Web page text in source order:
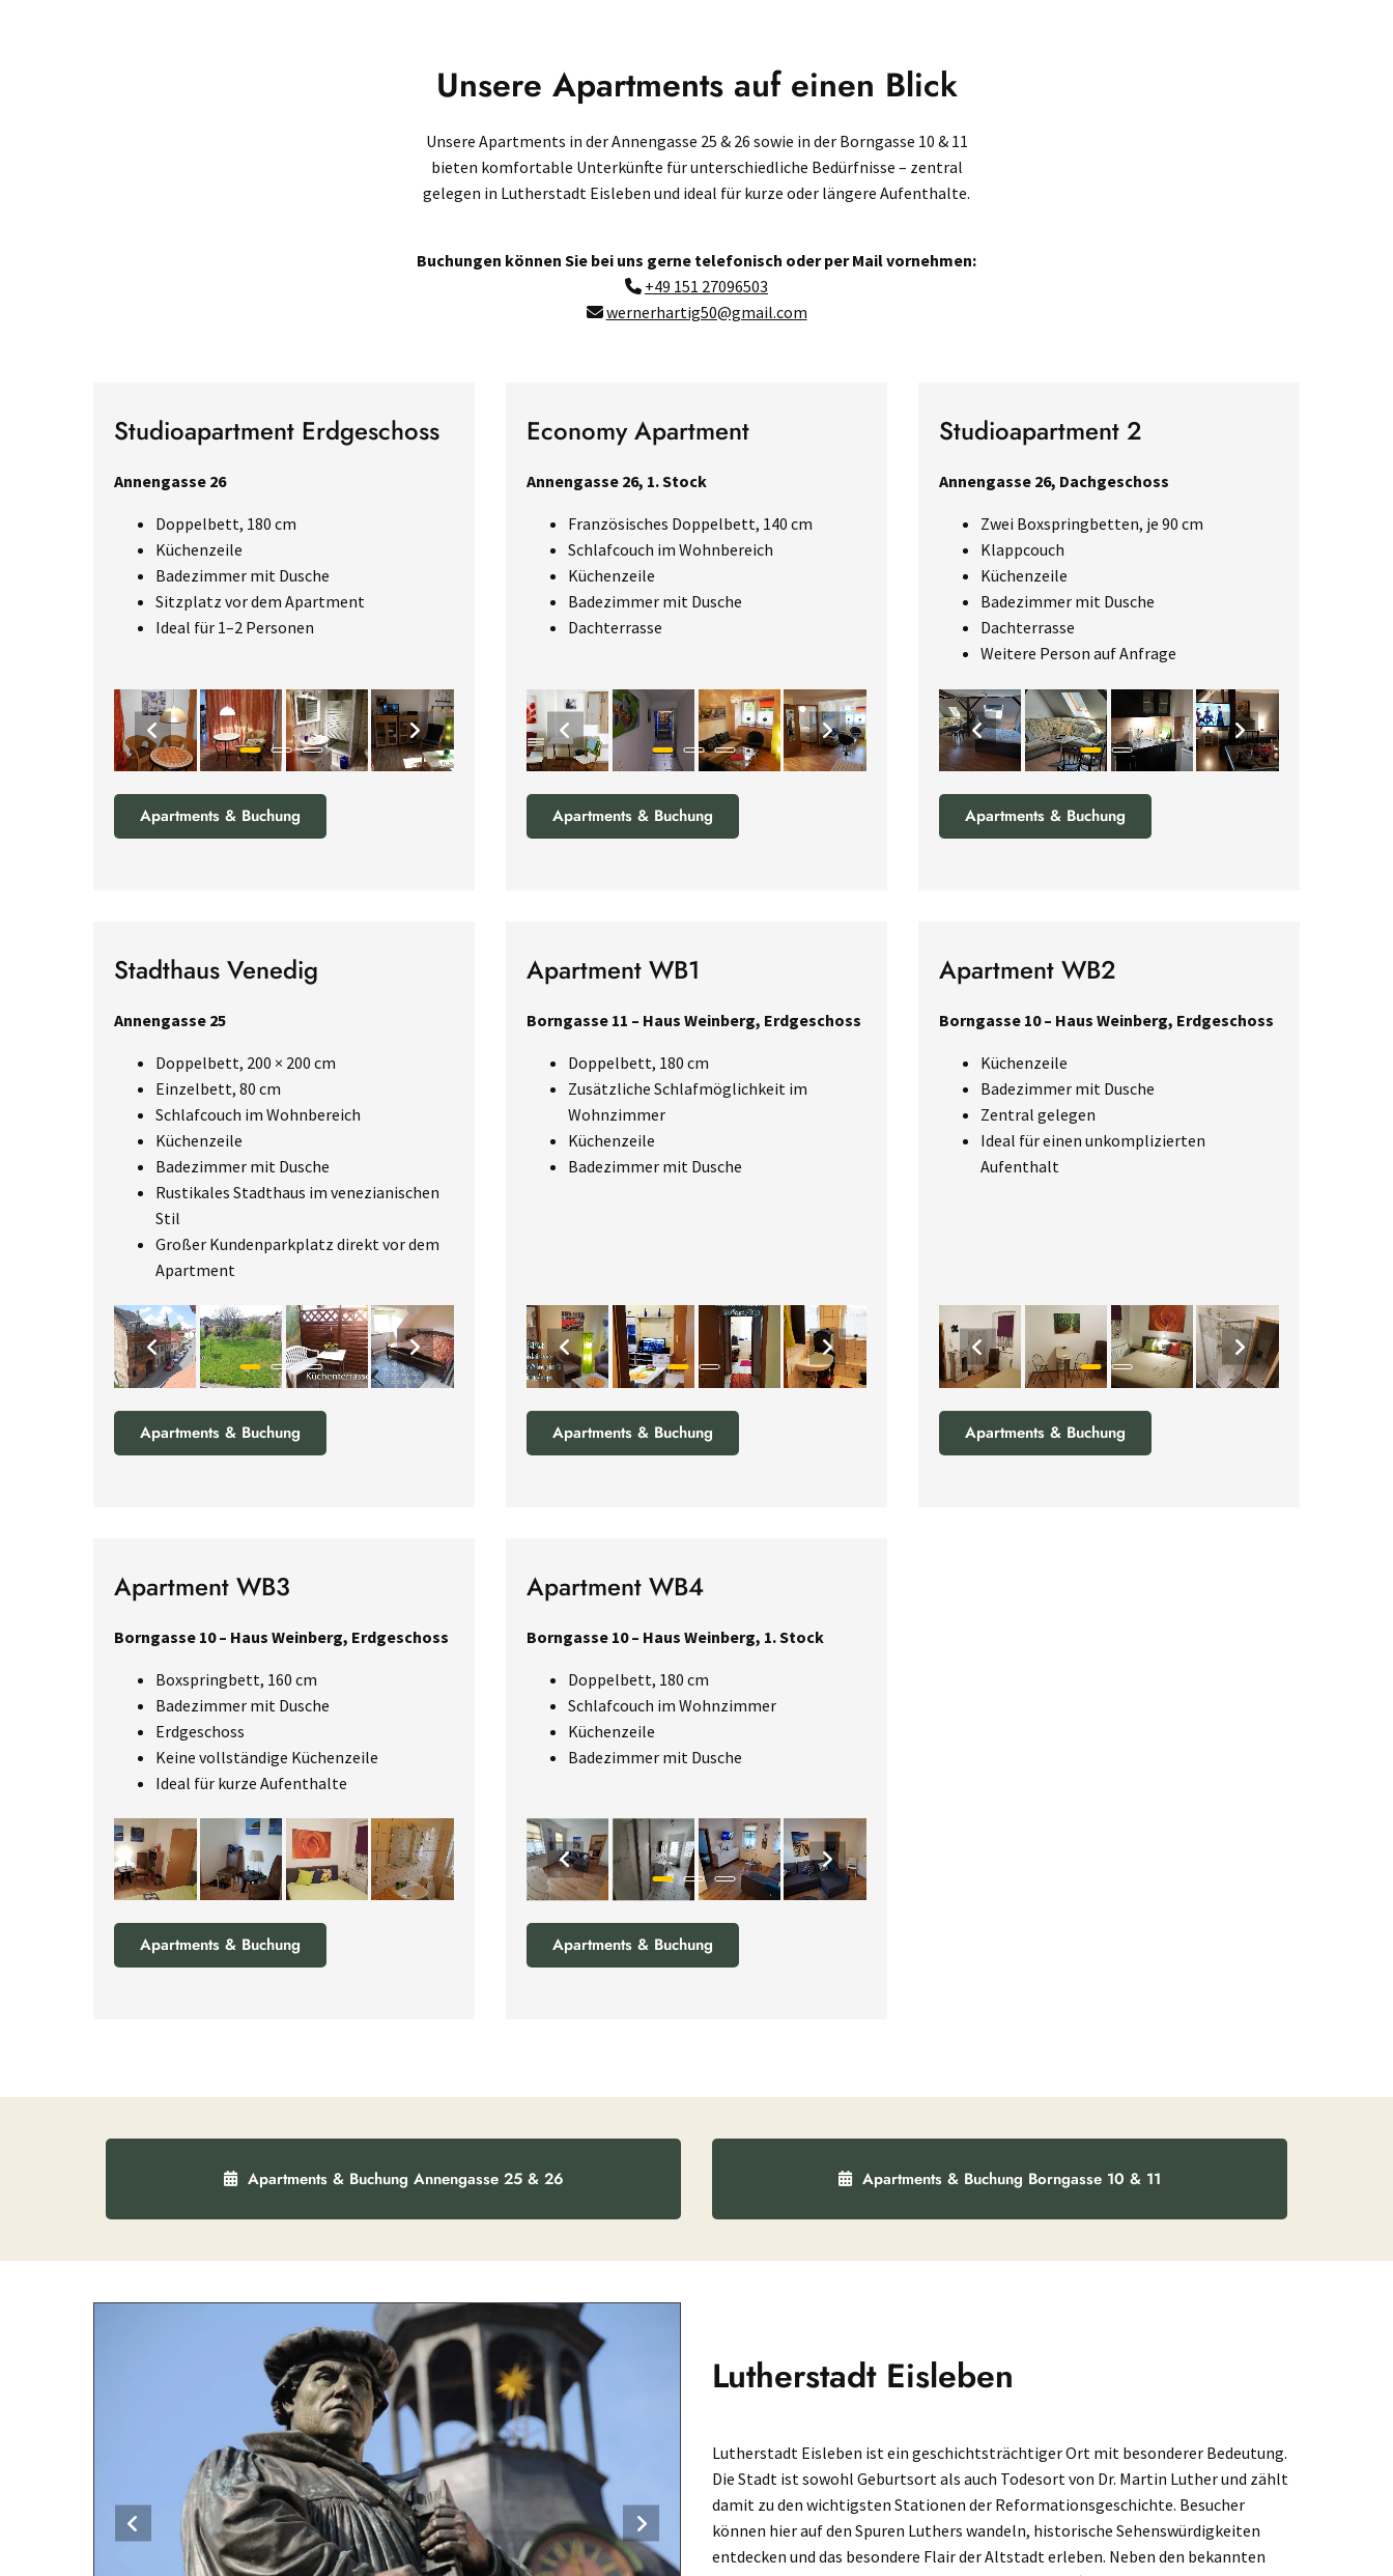
Unsere Apartments auf einen Blick
Unsere Apartments in der Annengasse 25 & 26 sowie in der Borngasse 10 & 11
bieten komfortable Unterkünfte für unterschiedliche Bedürfnisse – zentral
gelegen in Lutherstadt Eisleben und ideal für kurze oder längere Aufenthalte.
Buchungen können Sie bei uns gerne telefonisch oder per Mail vornehmen:
 +49 151 27096503
 wernerhartig50@gmail.com
Studioapartment Erdgeschoss
Annengasse 26
Doppelbett, 180 cm
Küchenzeile
Badezimmer mit Dusche
Sitzplatz vor dem Apartment
Ideal für 1–2 Personen
Apartments & Buchung
Economy Apartment
Annengasse 26, 1. Stock
Französisches Doppelbett, 140 cm
Schlafcouch im Wohnbereich
Küchenzeile
Badezimmer mit Dusche
Dachterrasse
Apartments & Buchung
Studioapartment 2
Annengasse 26, Dachgeschoss
Zwei Boxspringbetten, je 90 cm
Klappcouch
Küchenzeile
Badezimmer mit Dusche
Dachterrasse
Weitere Person auf Anfrage
Apartments & Buchung
Stadthaus Venedig
Annengasse 25
Doppelbett, 200 × 200 cm
Einzelbett, 80 cm
Schlafcouch im Wohnbereich
Küchenzeile
Badezimmer mit Dusche
Rustikales Stadthaus im venezianischen
Stil
Großer Kundenparkplatz direkt vor dem
Apartment
Apartments & Buchung
Apartment WB1
Borngasse 11 – Haus Weinberg, Erdgeschoss
Doppelbett, 180 cm
Zusätzliche Schlafmöglichkeit im
Wohnzimmer
Küchenzeile
Badezimmer mit Dusche
Apartments & Buchung
Apartment WB2
Borngasse 10 – Haus Weinberg, Erdgeschoss
Küchenzeile
Badezimmer mit Dusche
Zentral gelegen
Ideal für einen unkomplizierten
Aufenthalt
Apartments & Buchung
Apartment WB3
Borngasse 10 – Haus Weinberg, Erdgeschoss
Boxspringbett, 160 cm
Badezimmer mit Dusche
Erdgeschoss
Keine vollständige Küchenzeile
Ideal für kurze Aufenthalte
Apartments & Buchung
Apartment WB4
Borngasse 10 – Haus Weinberg, 1. Stock
Doppelbett, 180 cm
Schlafcouch im Wohnzimmer
Küchenzeile
Badezimmer mit Dusche
Apartments & Buchung
Apartments & Buchung Annengasse 25 & 26 Apartments & Buchung Borngasse 10 & 11
Lutherstadt Eisleben
Lutherstadt Eisleben ist ein geschichtsträchtiger Ort mit besonderer Bedeutung.
Die Stadt ist sowohl Geburtsort als auch Todesort von Dr. Martin Luther und zählt
damit zu den wichtigsten Stationen der Reformationsgeschichte. Besucher
können hier auf den Spuren Luthers wandeln, historische Sehenswürdigkeiten
entdecken und das besondere Flair der Altstadt erleben. Neben den bekannten